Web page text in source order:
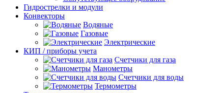
Гидрострелки и модули
Конвекторы
Водяные
Газовые
Электрические
КИП / приборы учета
Счетчики для газа
Манометры
Счетчики для воды
Термометры